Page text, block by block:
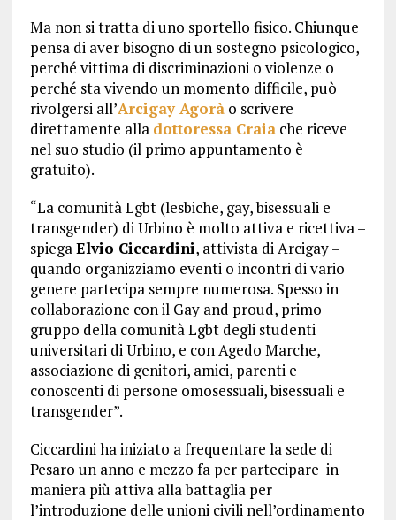
Ma non si tratta di uno sportello fisico. Chiunque
pensa di aver bisogno di un sostegno psicologico,
perché vittima di discriminazioni o violenze o
perché sta vivendo un momento difficile, può
rivolgersi all’Arcigay Agorào scrivere
direttamente alla dottoressa Craiache riceve
nel suo studio (il primo appuntamento è
gratuito).
“La comunità Lgbt (lesbiche, gay, bisessuali e
transgender) di Urbino è molto attiva e ricettiva –
spiegaElvio Ciccardini, attivista di Arcigay –
quando organizziamo eventi o incontri di vario
genere partecipa sempre numerosa. Spesso in
collaborazione con il Gay and proud, primo
gruppo della comunità Lgbt degli studenti
universitari di Urbino, e con Agedo Marche,
associazione di genitori, amici, parenti e
conoscenti di persone omosessuali, bisessuali e
transgender”.
Ciccardini ha iniziato a frequentare la sede di
Pesaro un anno e mezzo fa per partecipare in
maniera più attiva alla battaglia per
l’introduzione delle unioni civili nell’ordinamento